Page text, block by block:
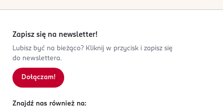
Zapisz się na newsletter!
Lubisz być na bieżąco? Kliknij w przycisk i zapisz się
do newslettera.
Dołączam!
Znajdź nas również na: